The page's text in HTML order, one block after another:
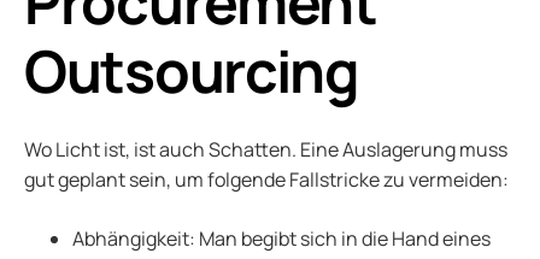
Outsourcing
Wo Licht ist, ist auch Schatten. Eine Auslagerung muss
gut geplant sein, um folgende Fallstricke zu vermeiden:
Abhängigkeit: Man begibt sich in die Hand eines